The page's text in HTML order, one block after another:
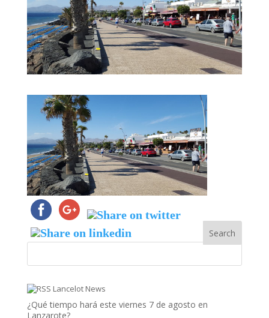
Lancelot News
¿Qué tiempo hará este viernes 7 de agosto en
Lanzarote?